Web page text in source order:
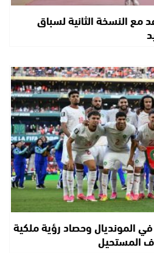
مع النسخة الثانية لسباق
المونديال وحصاد رؤية ملكية
المستحيل